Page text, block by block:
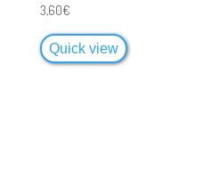
3,60€
Quick view